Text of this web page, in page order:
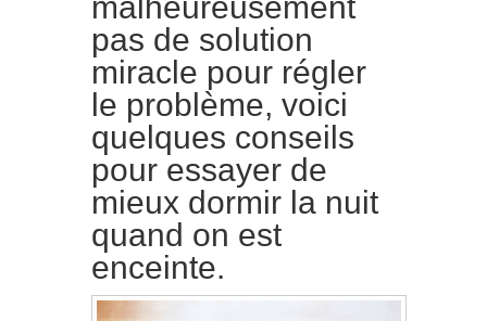
pas de solution
miracle pour régler
le problème, voici
quelques conseils
pour essayer de
mieux dormir la nuit
quand on est
enceinte.